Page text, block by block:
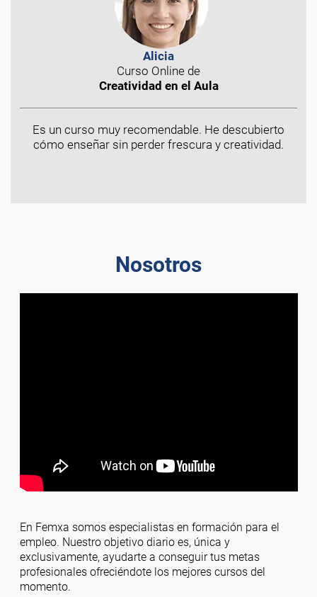
Alicia
Curso Online de
Creatividad en el Aula
Es un curso muy recomendable. He descubierto
cómo enseñar sin perder frescura y creatividad.
Nosotros
En Femxa somos especialistas en formación para el
empleo. Nuestro objetivo diario es, única y
exclusivamente, ayudarte a conseguir tus metas
profesionales ofreciéndote los mejores cursos del
momento.